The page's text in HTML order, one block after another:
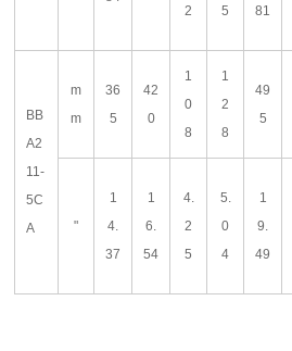
2
5
81
BB
A2
11-
5C
A
m
m
36
5
42
0
1
0
8
1
2
8
49
5
"
1
4.
37
1
6.
54
4.
2
5
5.
0
4
1
9.
49